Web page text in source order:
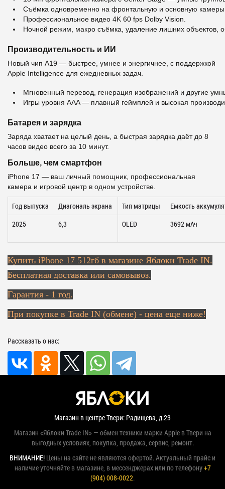
Съёмка одновременно на фронтальную и основную
Профессиональное видео 4K 60 fps Dolby Vision.
Ночной режим, макро съёмка, удаление лишних объектов,
Производительность и ИИ
Новый чип A19 — быстрее, умнее и энергичнее, с поддержкой
Apple Intelligence для ежедневных задач.
Мгновенный перевод, генерация изображений и другие
Игры уровня AAA — плавный геймплей и высокая
Батарея и зарядка
Заряда хватает на целый день, а быстрая зарядка даёт до 8
часов видео всего за 10 минут.
Больше, чем смартфон
iPhone 17 — ваш личный помощник, профессиональная
камера и игровой центр в одном устройстве.
Год выпуска Диагональ экрана Тип матрицы
Емкость
2025
6,3 OLED 3692 мАч
Купить iPhone 17 512гб в магазине Яблоки Trade IN.
Бесплатная доставка или самовывоз.
Гарантия - 1 год.
При покупке в Trade IN (обмене) - цена еще ниже!
Рассказать о нас:
Магазин в центре Твери: Радищева, д.23
Магазин «Яблоки Trade IN» — обмен техники марки Apple в Твери на
выгодных условиях, покупка, продажа, сервис, ремонт.
ВНИМАНИЕ! Цены на сайте не являются офертой. Актуальный прайс и
наличие уточняйте в магазине, в мессенджерах или по телефону+7
(904) 008-0022.